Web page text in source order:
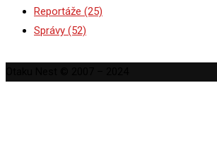
Reportáže (25)
Správy (52)